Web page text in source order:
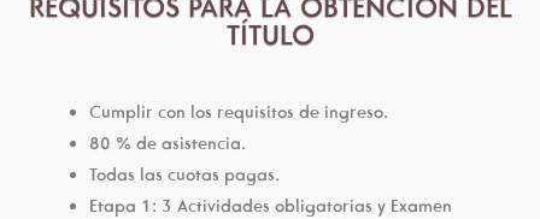
TÍTULO
Cumplir con los requisitos de ingreso.
80 % de asistencia.
Todas las cuotas pagas.
Etapa 1: 3 Actividades obligatorias y Examen